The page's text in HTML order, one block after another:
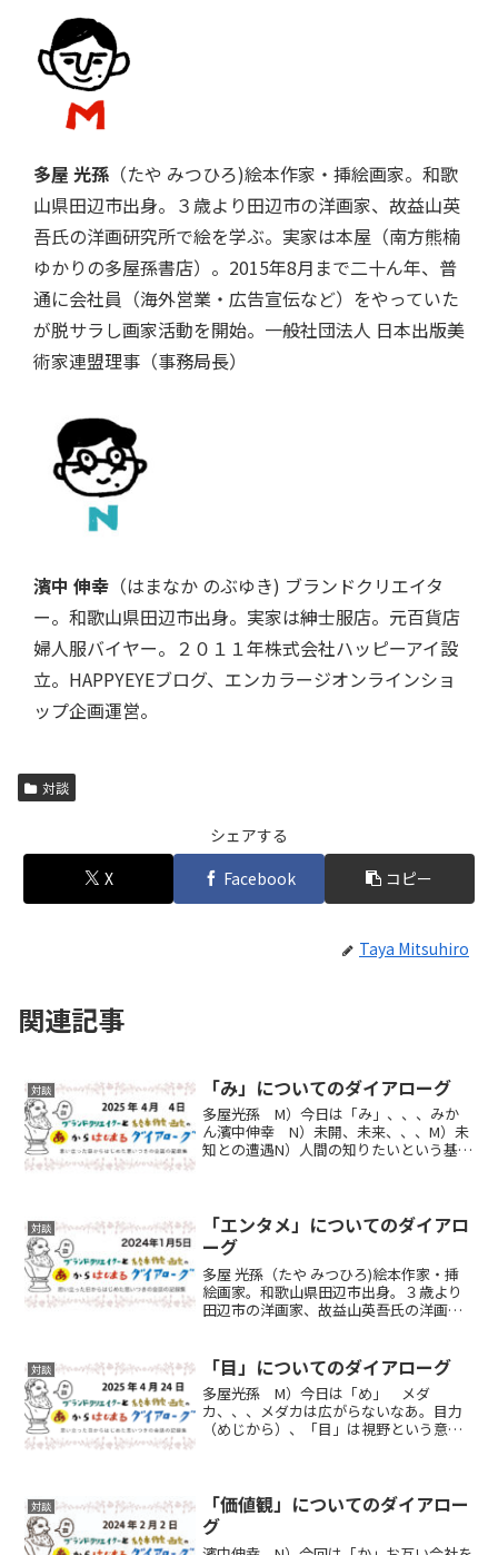
多屋 光孫 （たや みつひろ)絵本作家・挿絵画家。和歌
山県田辺市出身。３歳より田辺市の洋画家、故益山英
吾氏の洋画研究所で絵を学ぶ。実家は本屋（南方熊楠
ゆかりの多屋孫書店）。2015年8月まで二十ん年、普
通に会社員（海外営業・広告宣伝など）をやっていた
が脱サラし画家活動を開始。一般社団法人 日本出版美
術家連盟理事（事務局長）
濱中 伸幸 （はまなか のぶゆき) ブランドクリエイタ
ー。和歌山県田辺市出身。実家は紳士服店。元百貨店
婦人服バイヤー。２０１１年株式会社ハッピーアイ設
立。HAPPYEYEブログ、エンカラージオンラインショ
ップ企画運営。
対談
シェアする
X
Facebook コピー
Taya Mitsuhiro
関連記事
対談 「み」についてのダイアローグ
多屋光孫 M）今日は「み」、、、みか
ん濱中伸幸 N）未開、未来、、、M）未
知との遭遇N）人間の知りたいという基本
徒が興味があるかどう...
対談
「エンタメ」についてのダイアロ
ーグ
多屋 光孫（たや みつひろ)絵本作家・挿
絵画家。和歌山県田辺市出身。３歳より
田辺市の洋画家、故益山英吾氏の洋画研
十ん年、普通に会社員（海外営業・広告
宣伝など）をや...
対談 「目」についてのダイアローグ
多屋光孫 M）今日は「め」 メダ
カ、、、メダカは広がらないなあ。目力
（めじから）、「目」は視野という意味
利きができるには、知識と...
対談
「価値観」についてのダイアロー
グ